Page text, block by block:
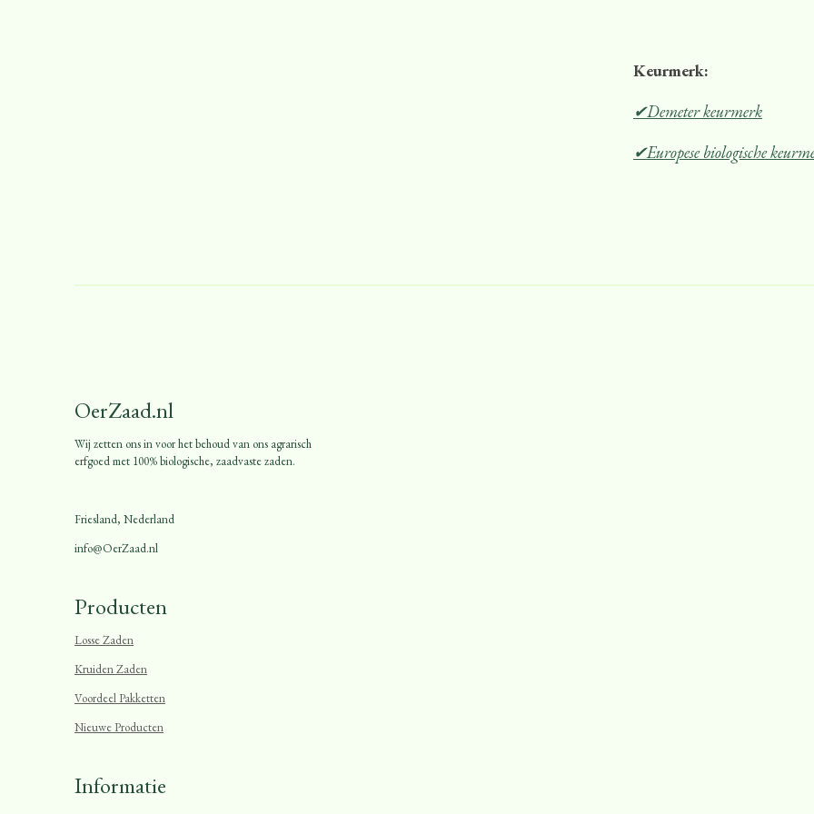
Keurmerk:
✔Demeter keurmerk
✔Europese biologische
OerZaad.nl
Wij zetten ons in voor het behoud van ons agrarisch
erfgoed met 100% biologische, zaadvaste zaden.
Friesland, Nederland
info@OerZaad.nl
Producten
Losse Zaden
Kruiden Zaden
Voordeel Pakketten
Nieuwe Producten
Informatie